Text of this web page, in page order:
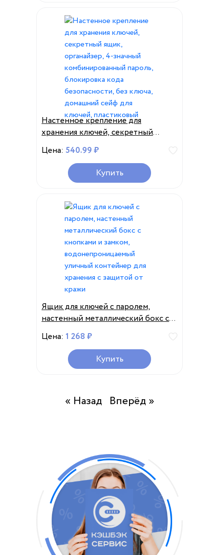
Настенное крепление для
хранения ключей, секретный
ящик, органайзер, 4-значный
комбинированный пароль,
блокировка кода безопасности,
без ключа, домашний сейф для
Цена: 540.99 ₽
Купить
Ящик для ключей с паролем,
настенный металлический бокс с
кнопками и замком,
водонепроницаемый уличный
контейнер для хранения с
защитой от кражи
Цена: 1 268 ₽
Купить
« Назад Вперёд »